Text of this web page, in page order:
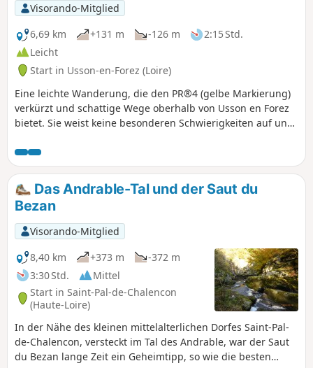
Visorando-Mitglied
6,69 km
+131 m -126 m
2:15 Std.
Leicht
Start in Usson-en-Forez (Loire)
Eine leichte Wanderung, die den PR®4 (gelbe Markierung)
verkürzt und schattige Wege oberhalb von Usson en Forez
bietet. Sie weist keine besonderen Schwierigkeiten auf und
ohne besondere Schwierigkeiten und verlaufen größtenteils
im Unterholz. Die wenigen Abschnitte auf der Straße
verlaufen in wenig begehenen Bereichen.
Das Andrable-Tal und der Saut du
Bezan
Visorando-Mitglied
8,40 km
+373 m
-372 m
3:30 Std.
Mittel
Start in Saint-Pal-de-Chalencon
(Haute-Loire)
In der Nähe des kleinen mittelalterlichen Dorfes Saint-Pal-
de-Chalencon, versteckt im Tal des Andrable, war der Saut
du Bezan lange Zeit ein Geheimtipp, so wie die besten